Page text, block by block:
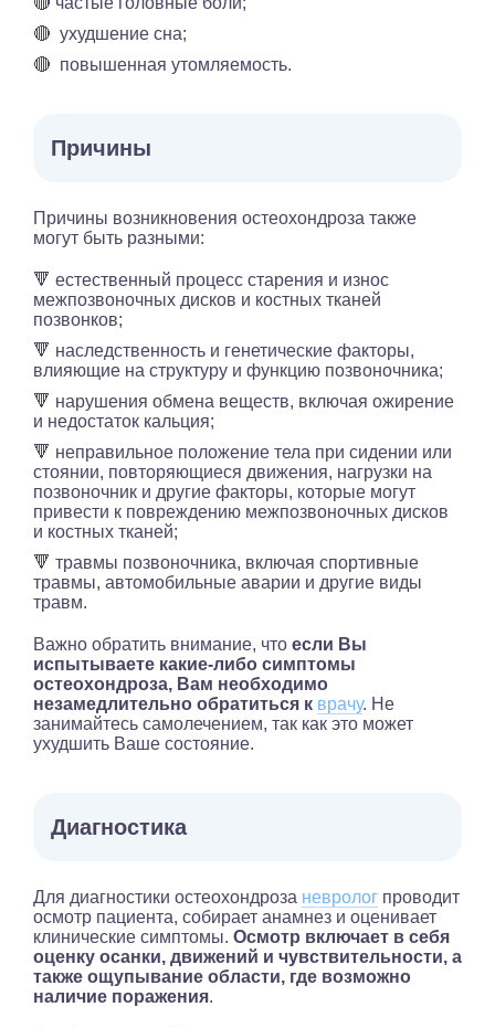
🔴 ухудшение сна;
🔴 повышенная утомляемость.
Причины
Причины возникновения остеохондроза также
могут быть разными:
🔻 естественный процесс старения и износ
межпозвоночных дисков и костных тканей
позвонков;
🔻 наследственность и генетические факторы,
влияющие на структуру и функцию позвоночника;
🔻 нарушения обмена веществ, включая ожирение
и недостаток кальция;
🔻 неправильное положение тела при сидении или
стоянии, повторяющиеся движения, нагрузки на
позвоночник и другие факторы, которые могут
привести к повреждению межпозвоночных дисков
и костных тканей;
🔻 травмы позвоночника, включая спортивные
травмы, автомобильные аварии и другие виды
травм.
Важно обратить внимание, что если Вы
испытываете какие-либо симптомы
остеохондроза, Вам необходимо
незамедлительно обратиться к врачу. Не
занимайтесь самолечением, так как это может
ухудшить Ваше состояние.
Диагностика
Для диагностики остеохондроза невролог проводит
осмотр пациента, собирает анамнез и оценивает
клинические симптомы. Осмотр включает в себя
оценку осанки, движений и чувствительности, а
также ощупывание области, где возможно
наличие поражения.